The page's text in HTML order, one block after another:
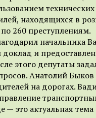
находящихся в
260 преступлениям.
начальника
и
этого депутаты
Анатолий
на дорогах.
— это актуальная